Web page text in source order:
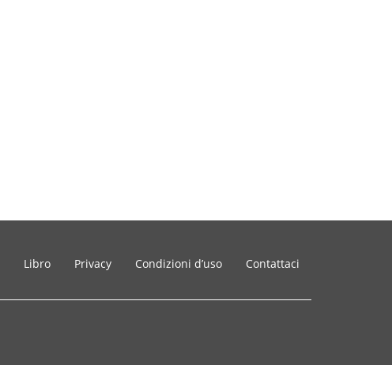
Libro Privacy Condizioni d’uso Contattaci